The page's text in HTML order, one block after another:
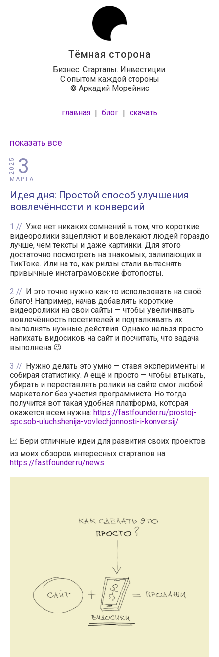
Тёмная сторона
Бизнес. Стартапы. Инвестиции.
С опытом каждой стороны
© Аркадий Морейнис
главная | блог | скачать
показать все
3
МАРТА
2025
Идея дня: Простой способ улучшения
вовлечённости и конверсий
1
Уже нет никаких сомнений в том, что короткие
видеоролики зацепляют и вовлекают людей гораздо
лучше, чем тексты и даже картинки. Для этого
достаточно посмотреть на знакомых, залипающих в
ТикТоке. Или на то, как рилзы стали вытеснять
привычные инстаграмовские фотопосты.
2
И это точно нужно как-то использовать на своё
благо! Например, начав добавлять короткие
видеоролики на свои сайты — чтобы увеличивать
вовлечённость посетителей и подталкивать их
выполнять нужные действия. Однако нельзя просто
напихать видосиков на сайт и посчитать, что задача
выполнена 😉
3
Нужно делать это умно — ставя эксперименты и
собирая статистику. А ещё и просто — чтобы втыкать,
убирать и переставлять ролики на сайте смог любой
маркетолог без участия программиста. Но тогда
получится вот такая удобная платформа, которая
окажется всем нужна: https://fastfounder.ru/prostoj-
sposob-uluchshenija-vovlechjonnosti-i-konversij/
📈 Бери отличные идеи для развития своих проектов
из моих обзоров интересных стартапов на
https://fastfounder.ru/news